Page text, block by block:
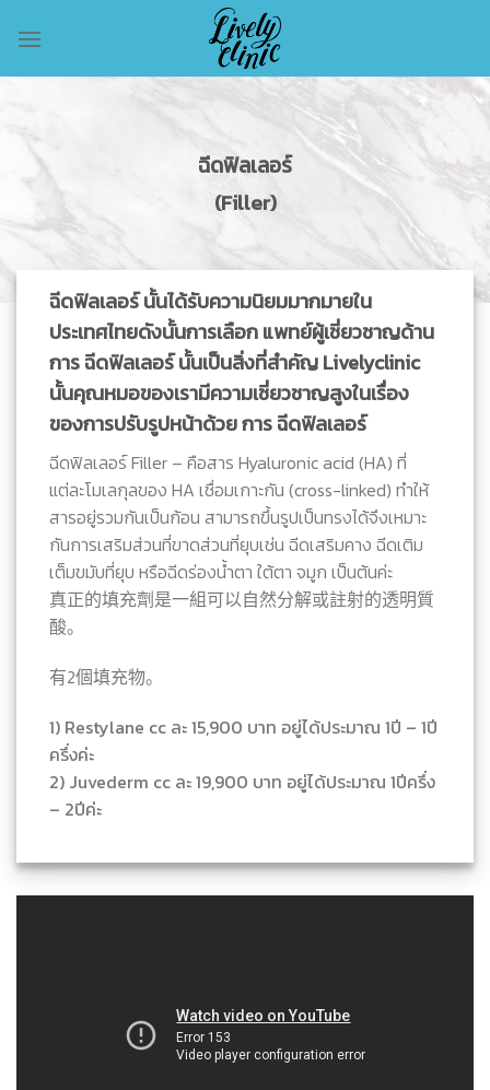
ฉีดฟิลเลอร์
(Filler)
ฉีดฟิลเลอร์ นั้นได้รับความนิยมมากมายใน
ประเทศไทยดังนั้นการเลือก แพทย์ผู้เชี่ยวชาญด้าน
การ ฉีดฟิลเลอร์ นั้นเป็นสิ่งที่สำคัญ Livelyclinic
นั้นคุณหมอของเรามีความเชี่ยวชาญสูงในเรื่อง
ของการปรับรูปหน้าด้วย การ ฉีดฟิลเลอร์
ฉีดฟิลเลอร์ Filler – คือสาร Hyaluronic acid (HA) ที่
แต่ละโมเลกุลของ HA เชื่อมเกาะกัน (cross-linked) ทำให้
สารอยู่รวมกันเป็นก้อน สามารถขึ้นรูปเป็นทรงได้จึงเหมาะ
กันการเสริมส่วนที่ขาดส่วนที่ยุบเช่น ฉีดเสริมคาง ฉีดเติม
เต็มขมับที่ยุบ หรือฉีดร่องน้ำตา ใต้ตา จมูก เป็นต้นค่ะ
真正的填充劑是一組可以自然分解或註射的透明質
酸。
有2個填充物。
1) Restylane cc ละ 15,900 บาท อยู่ได้ประมาณ 1ปี – 1ปี
ครึ่งค่ะ
2) Juvederm cc ละ 19,900 บาท อยู่ได้ประมาณ 1ปีครึ่ง
– 2ปีค่ะ